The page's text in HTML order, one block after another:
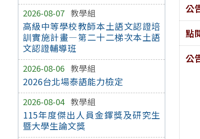
2026-08-07 教學組
高級中等學校教師本土語文認證培
訓實施計畫—第二十二梯次本土語
文認證輔導班
2026-08-06 教學組
2026台北場泰語能力檢定
2026-08-04 教學組
115年度傑出人員金鐸獎及研究生
暨大學生論文獎
公
點
公